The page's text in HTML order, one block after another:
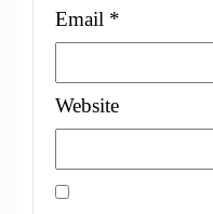
Email *
Website